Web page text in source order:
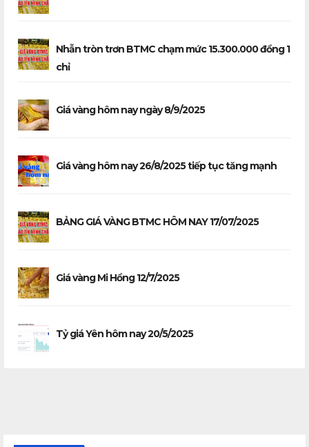
Nhẫn tròn trơn BTMC chạm mức 15.300.000 đồng 1
chỉ
Giá vàng hôm nay ngày 8/9/2025
Giá vàng hôm nay 26/8/2025 tiếp tục tăng mạnh
BẢNG GIÁ VÀNG BTMC HÔM NAY 17/07/2025
Giá vàng Mi Hồng 12/7/2025
Tỷ giá Yên hôm nay 20/5/2025